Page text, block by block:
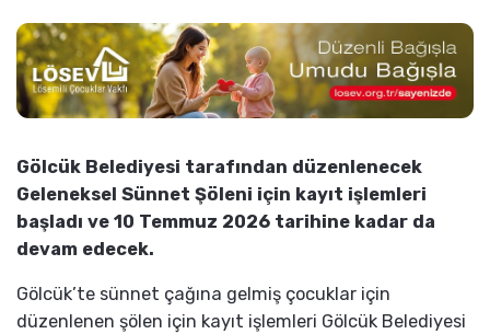
Gölcük Belediyesi tarafından düzenlenecek
Geleneksel Sünnet Şöleni için kayıt işlemleri
başladı ve 10 Temmuz 2026 tarihine kadar da
devam edecek.
Gölcük’te sünnet çağına gelmiş çocuklar için
düzenlenen şölen için kayıt işlemleri Gölcük Belediyesi